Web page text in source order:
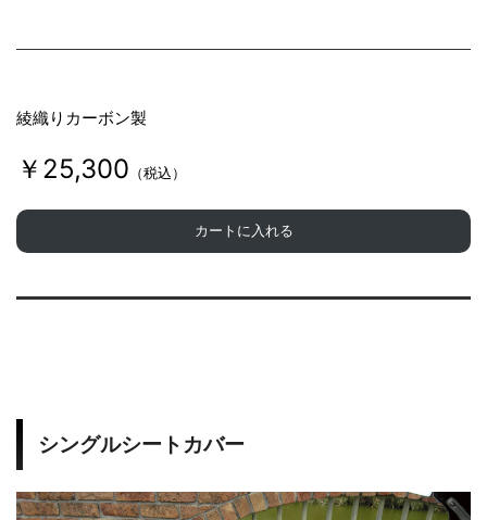
綾織りカーボン製
￥25,300 （税込）
カートに入れる
シングルシートカバー